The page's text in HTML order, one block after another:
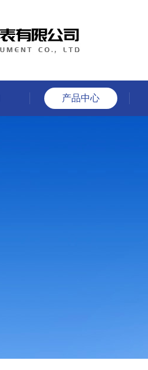
产品中心